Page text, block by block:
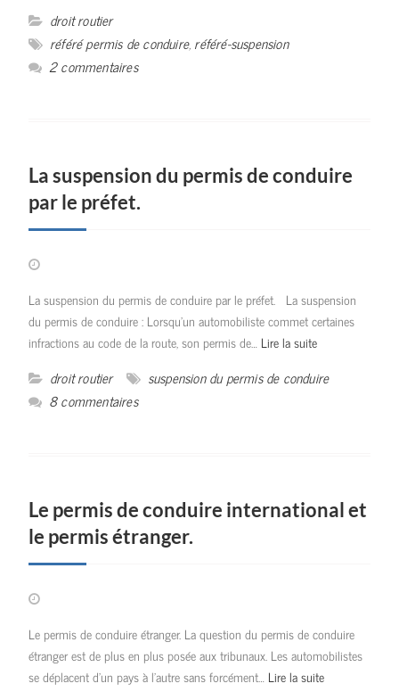
droit routier
référé permis de conduire, référé-suspension
2 commentaires
La suspension du permis de conduire
par le préfet.
La suspension du permis de conduire par le préfet. La suspension
du permis de conduire : Lorsqu’un automobiliste commet certaines
infractions au code de la route, son permis de… Lire la suite
droit routier
suspension du permis de conduire
8 commentaires
Le permis de conduire international et
le permis étranger.
Le permis de conduire étranger. La question du permis de conduire
étranger est de plus en plus posée aux tribunaux. Les automobilistes
se déplacent d’un pays à l’autre sans forcément… Lire la suite